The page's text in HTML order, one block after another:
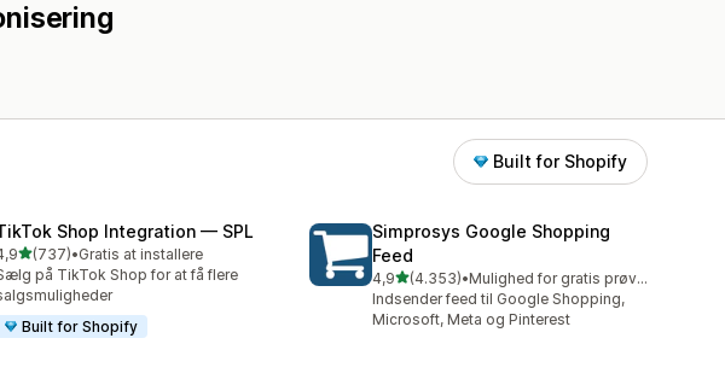
Built for Shopify
Shop Integration — SPL
ud af 5 stjerner
(737)
anmeldelser i alt
•Gratis at installere
på TikTok Shop for at få flere
Built for Shopify
Simprosys Google Shopping
Feed
4,9ud af 5 stjerner
(4.353)
4353 anmeldelser i alt
•
Mulighed for gratis prøveperiode
Indsender feed til Google Shopping,
Microsoft, Meta og Pinterest